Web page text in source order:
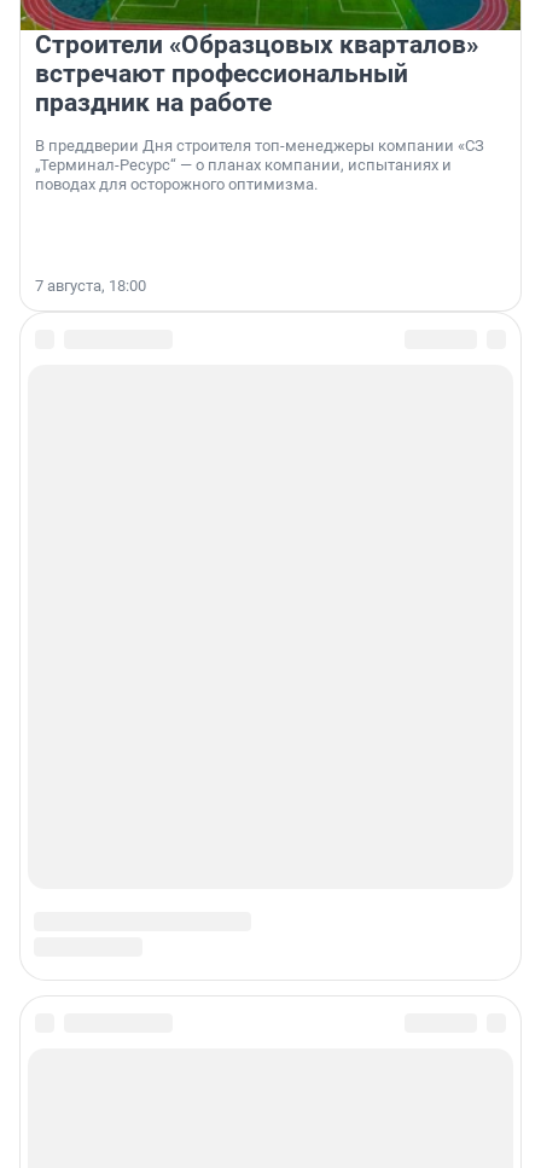
Строители «Образцовых кварталов»
встречают профессиональный
праздник на работе
В преддверии Дня строителя топ-менеджеры компании «СЗ
„Терминал-Ресурс“ — о планах компании, испытаниях и
поводах для осторожного оптимизма.
7 августа, 18:00